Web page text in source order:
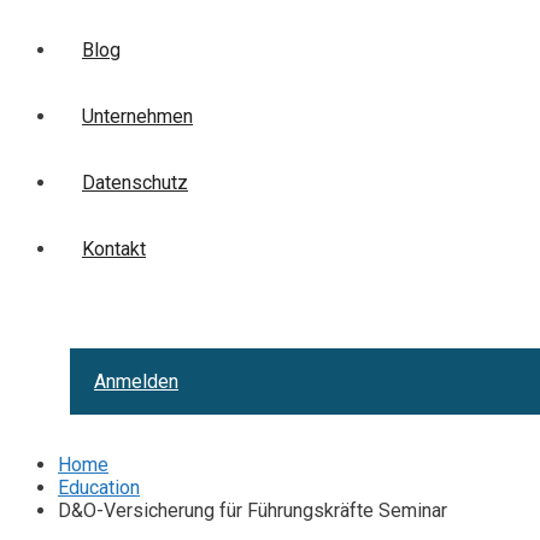
Blog
Unternehmen
Datenschutz
Kontakt
Anmelden
Home
Education
D&O-Versicherung für Führungskräfte Seminar